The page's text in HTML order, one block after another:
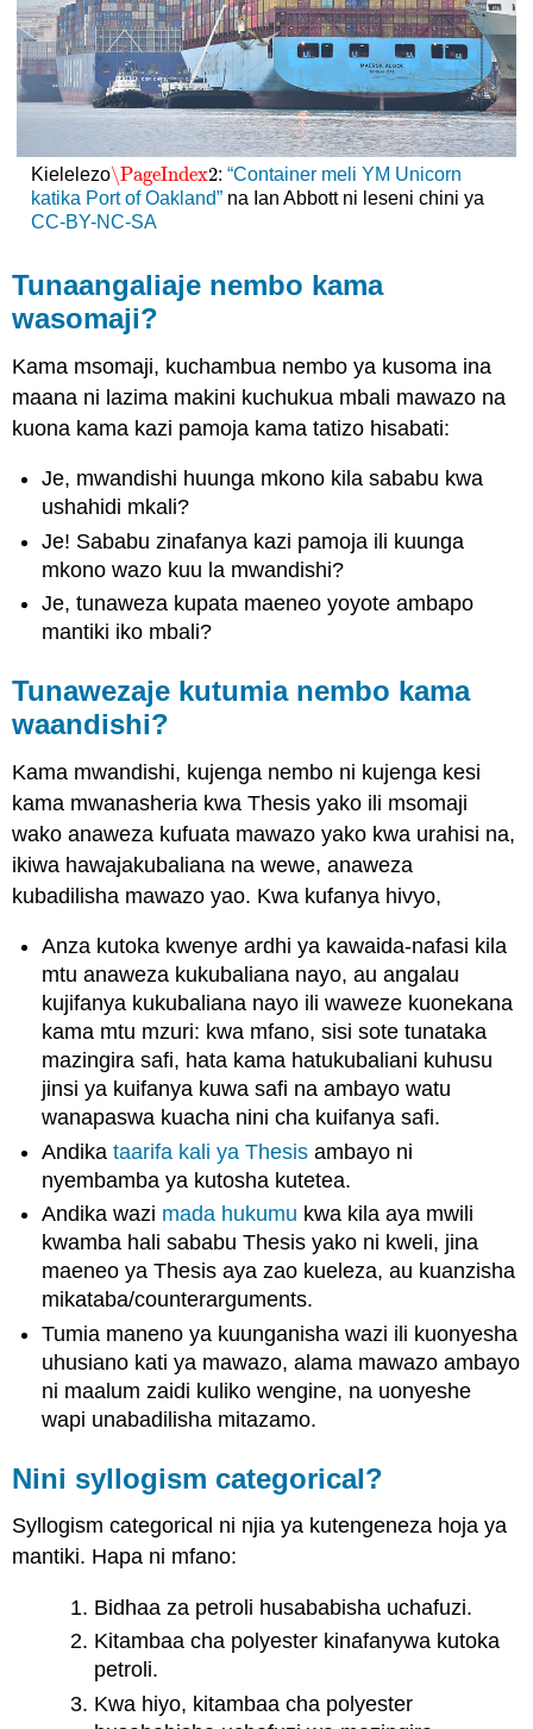
mtandaoni:
Kumbukumbu
Zisizo
na
uaminifu
Zifanye
kuwa
vigumu
Duka
Kumbukumbu
kuchagua
Unethical
amnesia
Kuepuka
hisia
kupasuka
Je,
hizi
hufanya
mimi
unethical?
Sikumbuki
na
vizuri
Kuwakumbusha
watumiaji
mantiki
ya
kujitenga
Leseni
na
sifa
CC
maudhui:
Original
CC
Leseni
maudhui:
Hapo
awali
kuchapishwa
Kielelezo\PageIndex2
\PageIndex2:“Container meli YM Unicorn
katika Port of Oakland”na Ian Abbott ni leseni chini ya
CC-BY-NC-SA
Tunaangaliaje nembo kama
wasomaji?
Kama msomaji, kuchambua nembo ya kusoma ina
maana ni lazima makini kuchukua mbali mawazo na
kuona kama kazi pamoja kama tatizo hisabati:
Je, mwandishi huunga mkono kila sababu kwa
ushahidi mkali?
Je! Sababu zinafanya kazi pamoja ili kuunga
mkono wazo kuu la mwandishi?
Je, tunaweza kupata maeneo yoyote ambapo
mantiki iko mbali?
Tunawezaje kutumia nembo kama
waandishi?
Kama mwandishi, kujenga nembo ni kujenga kesi
kama mwanasheria kwa Thesis yako ili msomaji
wako anaweza kufuata mawazo yako kwa urahisi na,
ikiwa hawajakubaliana na wewe, anaweza
kubadilisha mawazo yao. Kwa kufanya hivyo,
Anza kutoka kwenye ardhi ya kawaida-nafasi kila
mtu anaweza kukubaliana nayo, au angalau
kujifanya kukubaliana nayo ili waweze kuonekana
kama mtu mzuri: kwa mfano, sisi sote tunataka
mazingira safi, hata kama hatukubaliani kuhusu
jinsi ya kuifanya kuwa safi na ambayo watu
wanapaswa kuacha nini cha kuifanya safi.
Andikataarifa kali ya Thesis ambayo ni
nyembamba ya kutosha kutetea.
Andika wazi mada hukumu kwa kila aya mwili
kwamba hali sababu Thesis yako ni kweli, jina
maeneo ya Thesis aya zao kueleza, au kuanzisha
mikataba/counterarguments.
Tumia maneno ya kuunganisha wazi ili kuonyesha
uhusiano kati ya mawazo, alama mawazo ambayo
ni maalum zaidi kuliko wengine, na uonyeshe
wapi unabadilisha mitazamo.
Nini syllogism categorical?
Syllogism categorical ni njia ya kutengeneza hoja ya
mantiki. Hapa ni mfano:
Bidhaa za petroli husababisha uchafuzi.
Kitambaa cha polyester kinafanywa kutoka
petroli.
Kwa hiyo, kitambaa cha polyester